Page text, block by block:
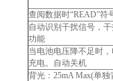
查阅数据时“READ”符
自动识别干扰信号，
功能
当电池电压降不足时
充电。自动关机
背光：25mA Max(单